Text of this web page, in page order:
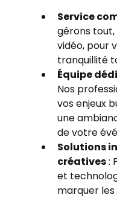
Service
gérons tout,
vidéo, pour
tranquillité
Équipe
Nos
vos enjeux
une
de votre
Solutions
créatives :
et
marquer les